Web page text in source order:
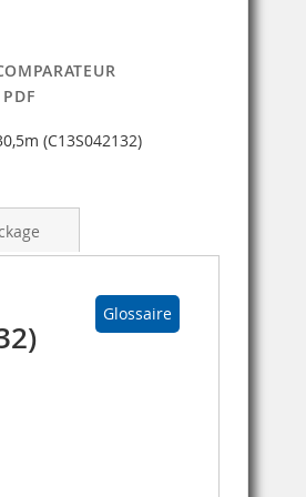
(C13S042132)
Glossaire